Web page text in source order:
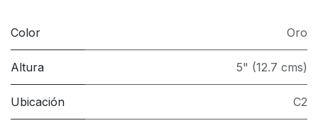
Color Oro
Altura 5" (12.7 cms)
Ubicación C2